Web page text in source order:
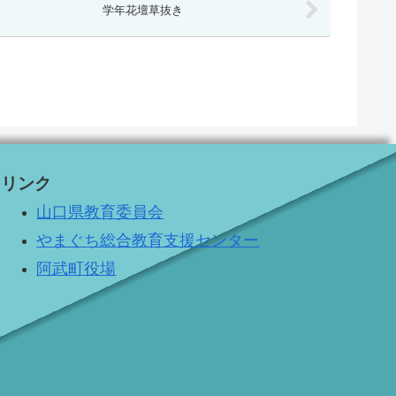
学年花壇草抜き
リンク
山口県教育委員会
やまぐち総合教育支援センター
阿武町役場